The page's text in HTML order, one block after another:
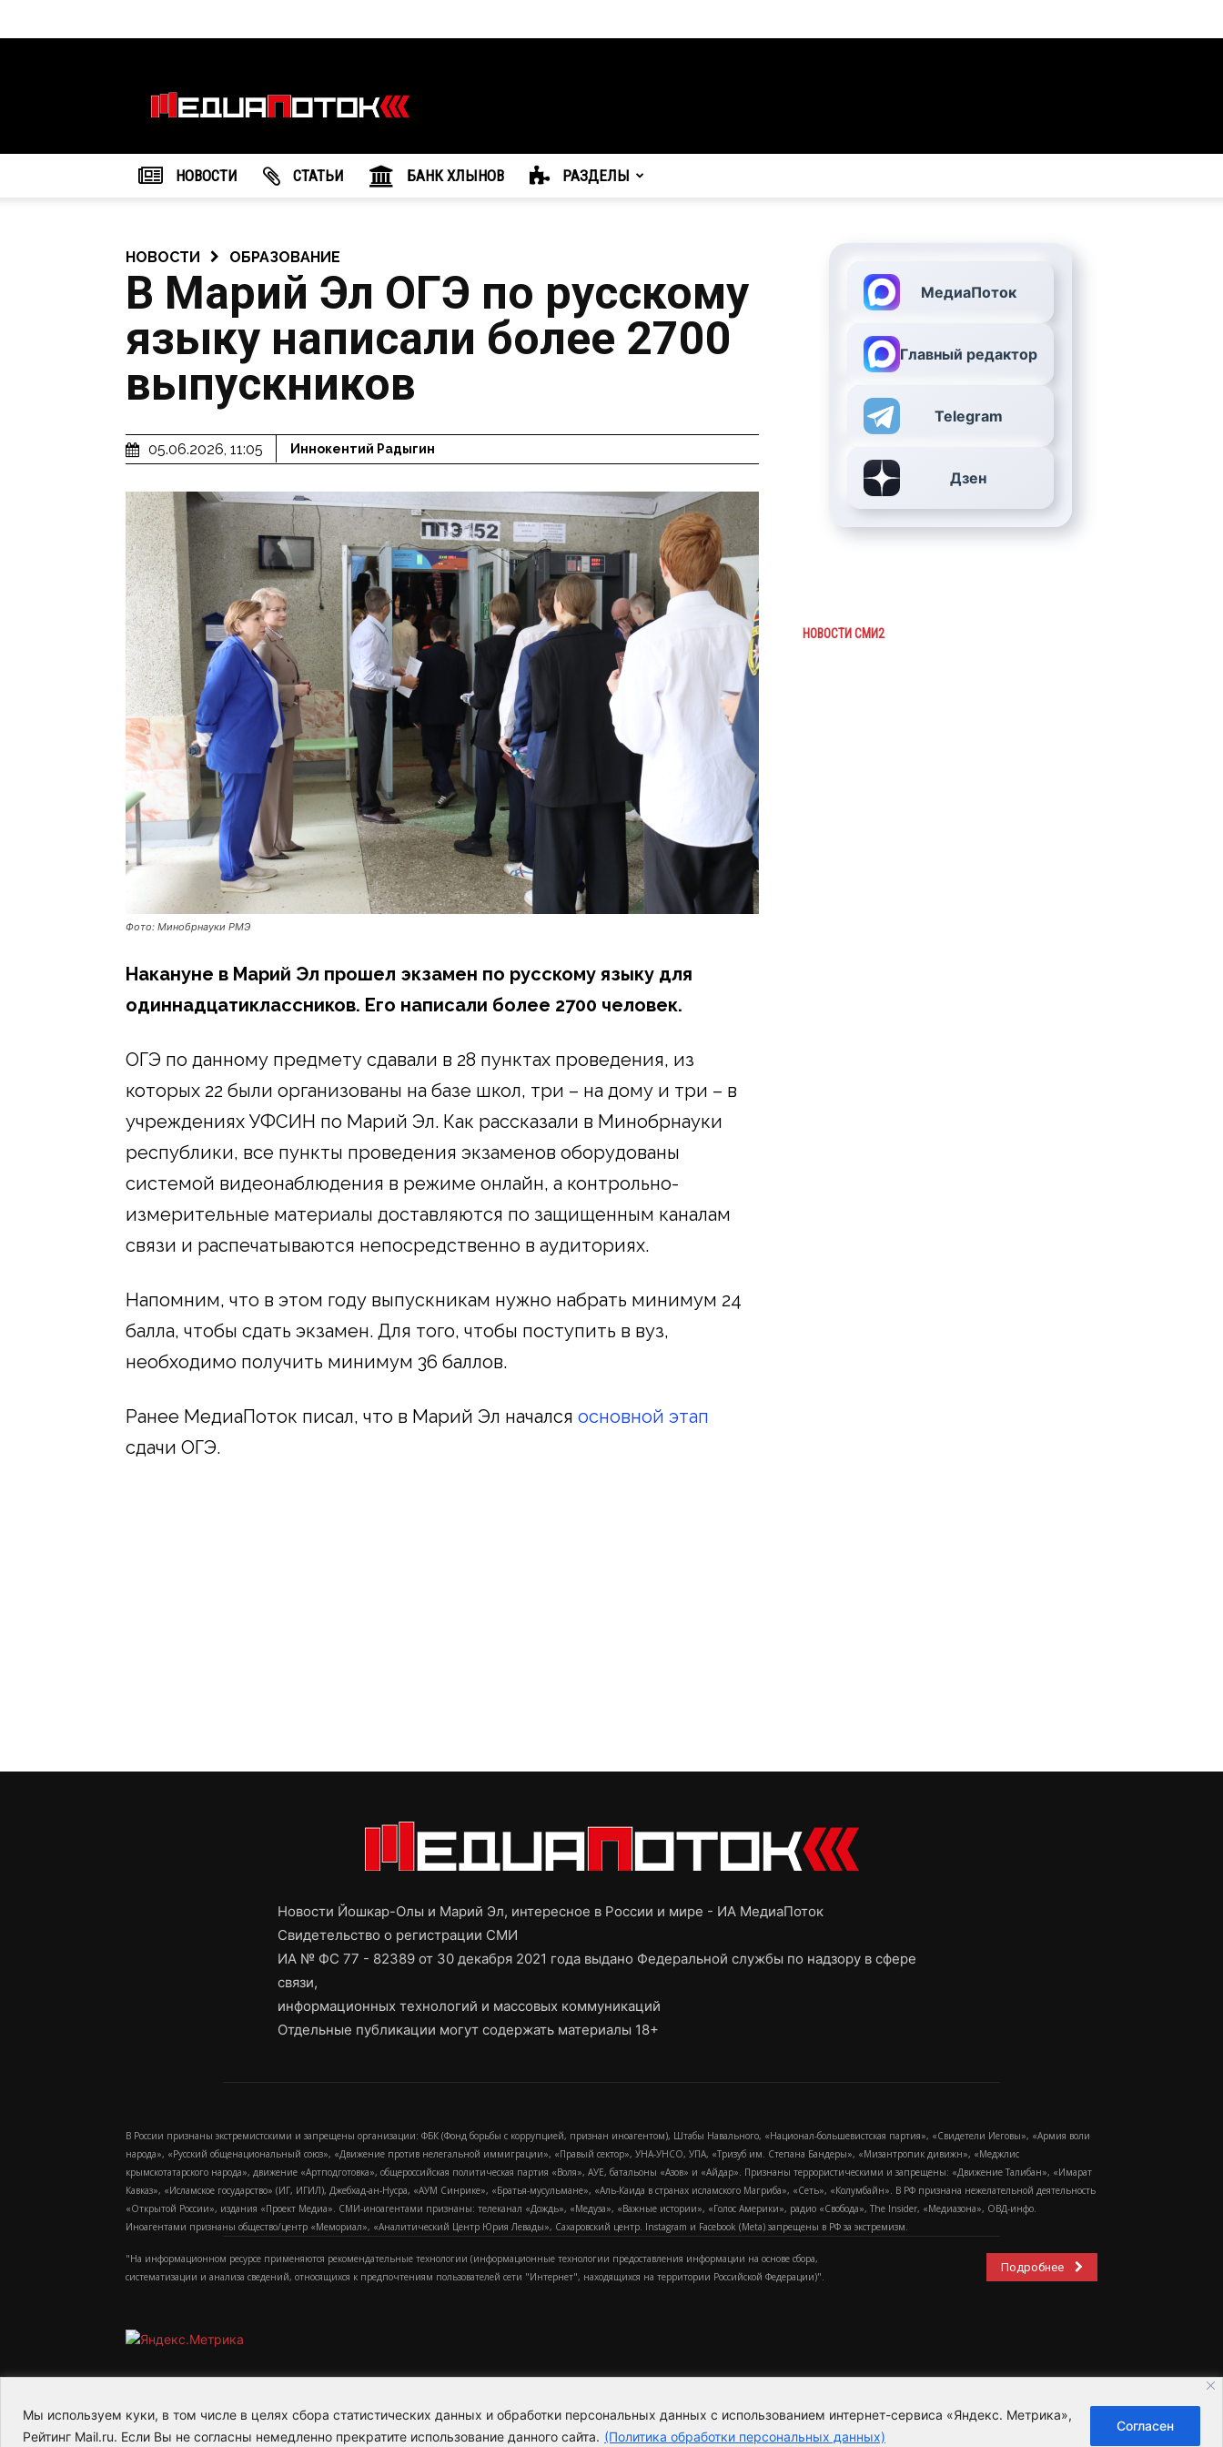
Мы используем куки, в том числе в целях сбора статистических данных и обработки персональных данных с использованием интернет-сервиса «Яндекс. Метрика»,
Рейтинг Mail.ru. Если Вы не согласны немедленно прекратите использование данного сайта. (Политика обработки персональных данных)
Согласен
агентство
"МедиаПоток"
НОВОСТИ CТАТЬИ БАНК ХЛЫНОВ РАЗДЕЛЫ
НОВОСТИ ОБРАЗОВАНИЕ
В Марий Эл ОГЭ по русскому
языку написали более 2700
выпускников
05.06.2026, 11:05 Иннокентий Радыгин
Фото: Минобрнауки РМЭ
Накануне в Марий Эл прошел экзамен по русскому языку для
одиннадцатиклассников. Его написали более 2700 человек.
ОГЭ по данному предмету сдавали в 28 пунктах проведения, из
которых 22 были организованы на базе школ, три – на дому и три – в
учреждениях УФСИН по Марий Эл. Как рассказали в Минобрнауки
республики, все пункты проведения экзаменов оборудованы
системой видеонаблюдения в режиме онлайн, а контрольно-
измерительные материалы доставляются по защищенным каналам
связи и распечатываются непосредственно в аудиториях.
Напомним, что в этом году выпускникам нужно набрать минимум 24
балла, чтобы сдать экзамен. Для того, чтобы поступить в вуз,
необходимо получить минимум 36 баллов.
Ранее МедиаПоток писал, что в Марий Эл начался основной этап
сдачи ОГЭ.
МедиаПоток
Главный редактор
Telegram
Дзен
НОВОСТИ СМИ2
Новости Йошкар-Олы и Марий Эл, интересное в России и мире - ИА МедиаПоток
Свидетельство о регистрации СМИ
ИА № ФС 77 - 82389 от 30 декабря 2021 года выдано Федеральной службы по надзору в сфере
связи,
информационных технологий и массовых коммуникаций
Отдельные публикации могут содержать материалы 18+
В России признаны экстремистскими и запрещены организации: ФБК (Фонд борьбы с коррупцией, признан иноагентом), Штабы Навального, «Национал-большевистская партия», «Свидетели Иеговы», «Армия воли
народа», «Русский общенациональный союз», «Движение против нелегальной иммиграции», «Правый сектор», УНА-УНСО, УПА, «Тризуб им. Степана Бандеры», «Мизантропик дивижн», «Меджлис
крымскотатарского народа», движение «Артподготовка», общероссийская политическая партия «Воля», АУЕ, батальоны «Азов» и «Айдар». Признаны террористическими и запрещены: «Движение Талибан», «Имарат
Кавказ», «Исламское государство» (ИГ, ИГИЛ), Джебхад-ан-Нусра, «АУМ Синрике», «Братья-мусульмане», «Аль-Каида в странах исламского Магриба», «Сеть», «Колумбайн». В РФ признана нежелательной деятельность
«Открытой России», издания «Проект Медиа». СМИ-иноагентами признаны: телеканал «Дождь», «Медуза», «Важные истории», «Голос Америки», радио «Свобода», The Insider, «Медиазона», ОВД-инфо.
Иноагентами признаны общество/центр «Мемориал», «Аналитический Центр Юрия Левады», Сахаровский центр. Instagram и Facebook (Metа) запрещены в РФ за экстремизм.
"На информационном ресурсе применяются рекомендательные технологии (информационные технологии предоставления информации на основе сбора,
систематизации и анализа сведений, относящихся к предпочтениям пользователей сети "Интернет", находящихся на территории Российской Федерации)".
Подробнее
2015-2026- Информационное агентство МедиаПоток Для справки
Пользовательское соглашение